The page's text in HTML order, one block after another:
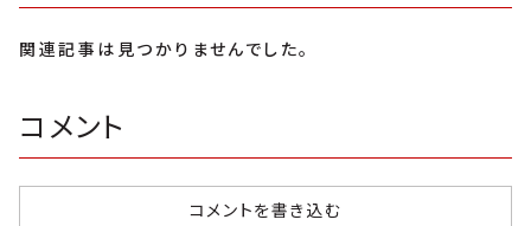
関連記事は見つかりませんでした。
コメント
コメントを書き込む